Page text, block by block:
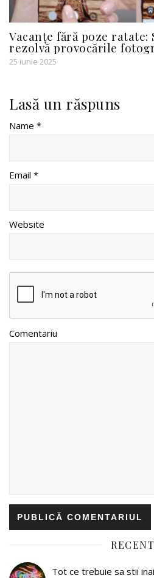
Vacanțe fără poze ratate:
rezolvă provocările
25 iunie 2025
Lasă un răspuns
Name *
Email *
Website
Comentariu
Tot ce trebuie sa stii